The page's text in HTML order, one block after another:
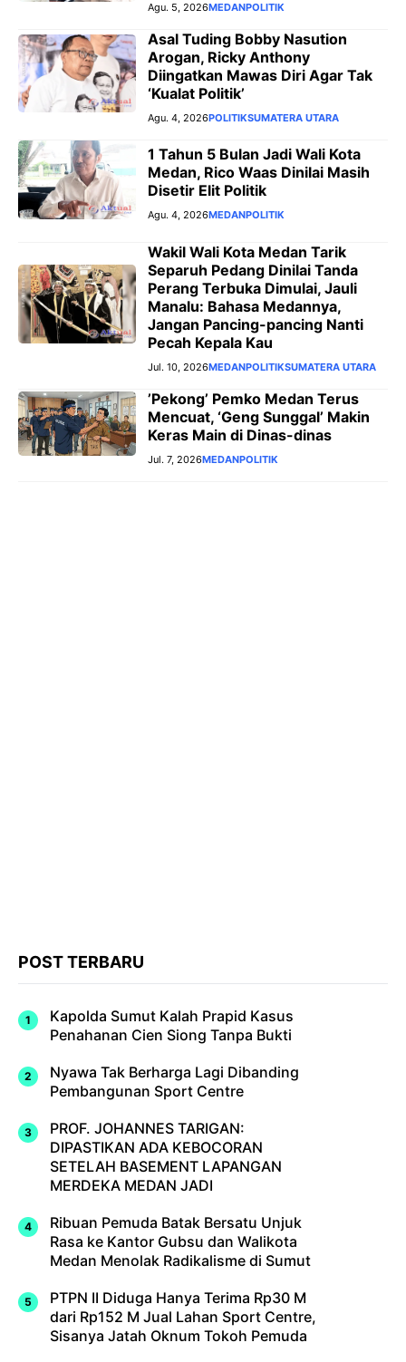
Agu. 5, 2026MEDANPOLITIK
Asal Tuding Bobby Nasution
Arogan, Ricky Anthony
Diingatkan Mawas Diri Agar Tak
‘Kualat Politik’
Agu. 4, 2026POLITIKSUMATERA UTARA
1 Tahun 5 Bulan Jadi Wali Kota
Medan, Rico Waas Dinilai Masih
Disetir Elit Politik
Agu. 4, 2026MEDANPOLITIK
‎Wakil Wali Kota Medan Tarik
Separuh Pedang Dinilai Tanda
Perang Terbuka Dimulai, Jauli
Manalu: Bahasa Medannya,
Jangan Pancing-pancing Nanti
Pecah Kepala Kau
Jul. 10, 2026MEDANPOLITIKSUMATERA UTARA
‎’Pekong’ Pemko Medan Terus
Mencuat, ‘Geng Sunggal’ Makin
Keras Main di Dinas-dinas
Jul. 7, 2026MEDANPOLITIK
POST TERBARU
Kapolda Sumut Kalah Prapid Kasus
Penahanan Cien Siong Tanpa Bukti
Nyawa Tak Berharga Lagi Dibanding
Pembangunan Sport Centre
PROF. JOHANNES TARIGAN:
DIPASTIKAN ADA KEBOCORAN
SETELAH BASEMENT LAPANGAN
MERDEKA MEDAN JADI
Ribuan Pemuda Batak Bersatu Unjuk
Rasa ke Kantor Gubsu dan Walikota
Medan Menolak Radikalisme di Sumut
PTPN II Diduga Hanya Terima Rp30 M
dari Rp152 M Jual Lahan Sport Centre,
Sisanya Jatah Oknum Tokoh Pemuda